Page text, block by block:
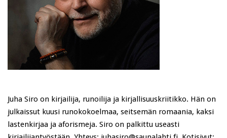
Juha Siro on kirjailija, runoilija ja kirjallisuuskriitikko. Hän on
julkaissut kuusi runokokoelmaa, seitsemän romaania, kaksi
lastenkirjaa ja aforismeja. Siro on palkittu useasti